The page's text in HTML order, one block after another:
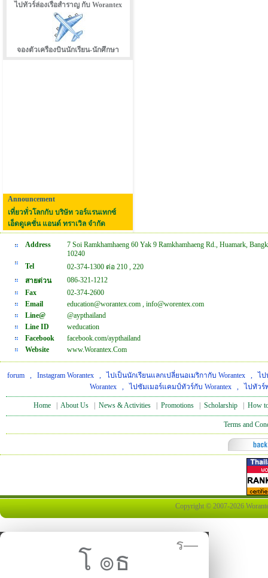
ไปทัวร์ล่องเรือสำราญ กับ Worantex
จองตัวเครืองบินนักเรียน-นักศึกษา
Announcement
เที่ยวทั่วโลกกับ บริษัท วอร์แรนเทกซ์
เอ็ดดูเคชั่น แอนด์ ทราเวิล จำกัด
Address
7 Soi Ramkhamhaeng 60 Yak 9 Ramkhamhaeng Rd., Huamark,
10240
Tel
02-374-1300 ต่อ 210 , 220
สายด่วน
086-321-1212
Fax
02-374-2600
Email
education@worantex.com , info@worentex.com
Line@
@aypthailand
Line ID
weducation
Facebook
facebook.com/aypthailand
Website
www.Worantex.Com
forum , Instagram Worantex , ไปเป็นนักเรียนแลกเปลี่ยนอเมริกากับ Worantex , ไป
Worantex, ไปซัมเมอร์แคมป์ทัวร์กับ Worantex, ไปทัวร์
Home About Us News & Activities Promotions Scholarship How
Terms and
Copyright © 2007-2026
โ ๏ธ
ร—